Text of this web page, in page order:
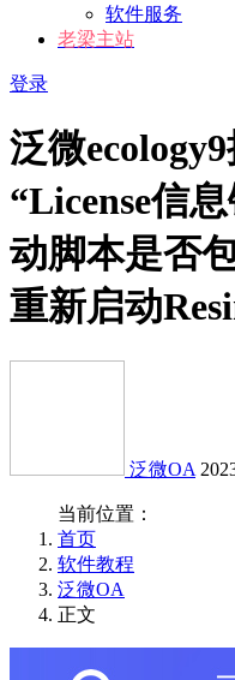
软件服务
老梁主站
登录
泛微
“License信
动脚本是否
重新启动
泛微OA
当前位置：
首页
软件教程
泛微OA
正文